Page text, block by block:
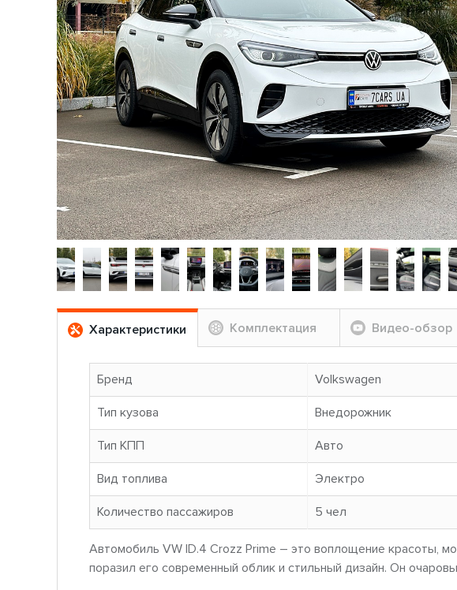
Характеристики Комплектация Видео-обзор
Бренд Volkswagen
Тип кузова Внедорожник
Тип КПП Авто
Вид топлива Электро
Количество пассажиров 5 чел
Автомобиль VW ID.4 Crozz Prime – это воплощение красоты,
поразил его современный облик и стильный дизайн. Он